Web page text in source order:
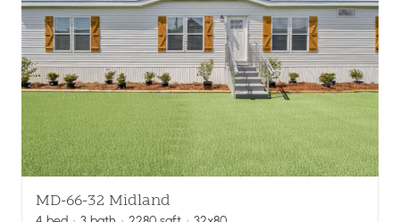
MD-66-32 Midland